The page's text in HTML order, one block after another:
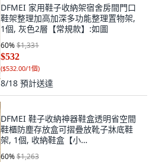
DFMEI 家用鞋子收納架宿舍房間門口
鞋架整理加高加深多功能整理置物架,
1個, 灰色2層【常規款】:如圖
60%$1,331
$532
($532.00/1個)
8/18 預計送達
DFMEI 鞋子收納神器鞋盒透明省空間
鞋櫃防塵存放盒可摺疊放靴子牀底鞋
架, 1個, 收納鞋盒【小
號】:40*30*15cm
60%$1,263